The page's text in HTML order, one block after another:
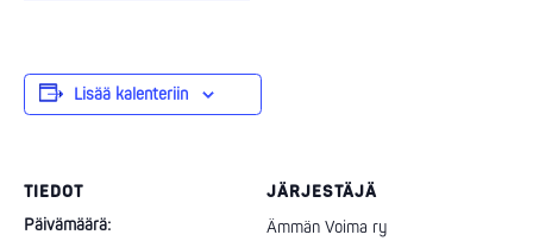
Lisää kalenteriin
TIEDOT
Päivämäärä:
JÄRJESTÄJÄ
Ämmän Voima ry